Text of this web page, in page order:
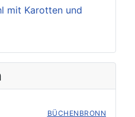
mit Karotten und
BÜCHENBRONN